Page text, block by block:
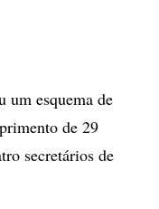
um esquema de
de 29
secretários de